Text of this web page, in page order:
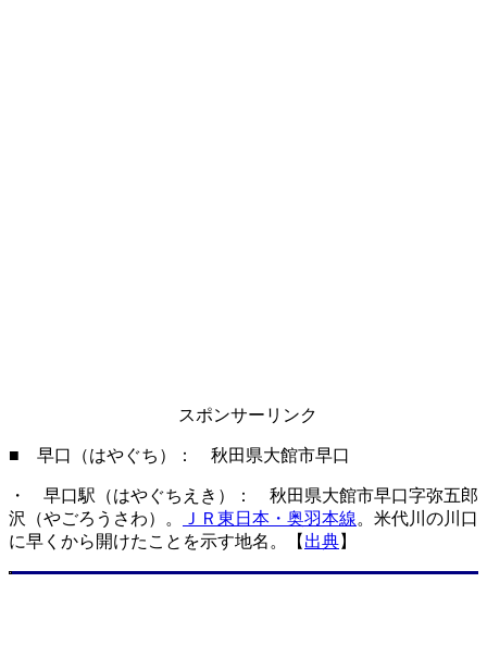
スポンサーリンク
■ 早口（はやぐち）： 秋田県大館市早口
・ 早口駅（はやぐちえき）： 秋田県大館市早口字弥五郎
沢（やごろうさわ）。
ＪＲ東日本・奥羽本線。米代川の川口
に早くから開けたことを示す地名。【 出典】